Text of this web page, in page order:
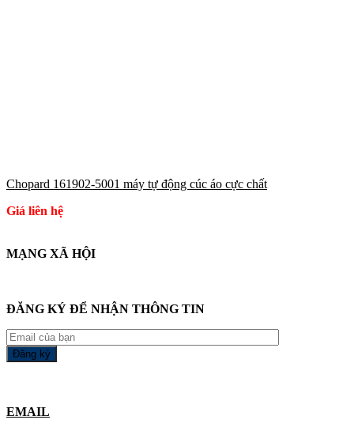
Chopard 161902-5001 máy tự động cúc áo cực chất
Giá liên hệ
MẠNG XÃ HỘI
ĐĂNG KÝ ĐỂ NHẬN THÔNG TIN
EMAIL